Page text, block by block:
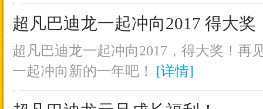
超凡巴迪龙一起冲向2017 得大奖
超凡巴迪龙一起冲向2017，得大奖！再
一起冲向新的一年吧！
[详情]